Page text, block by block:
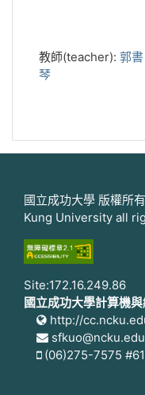
教師(teacher): 郭書
琴
國立成功大學 版權所
Kung University all
Site:172.16.249.86
國立成功大學計算機
http://
(06)275-7575